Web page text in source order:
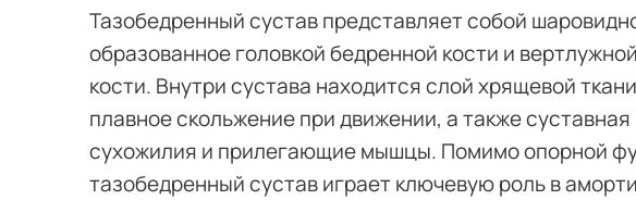
Тазобедренный сустав представляет собой
образованное головкой бедренной кости и
кости. Внутри сустава находится слой хрящевой
плавное скольжение при движении, а также суставная
сухожилия и прилегающие мышцы. Помимо опорной
тазобедренный сустав играет ключевую роль в